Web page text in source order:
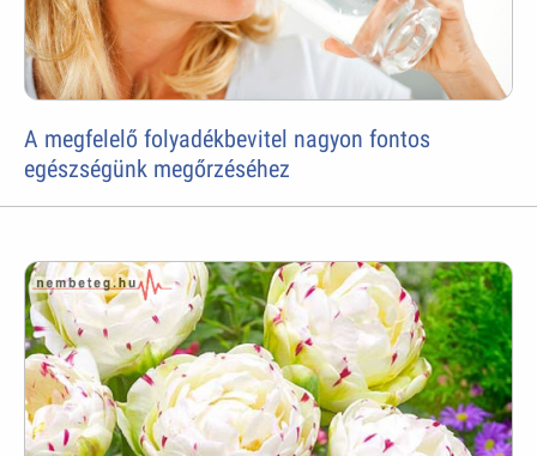
A megfelelő folyadékbevitel nagyon fontos
egészségünk megőrzéséhez